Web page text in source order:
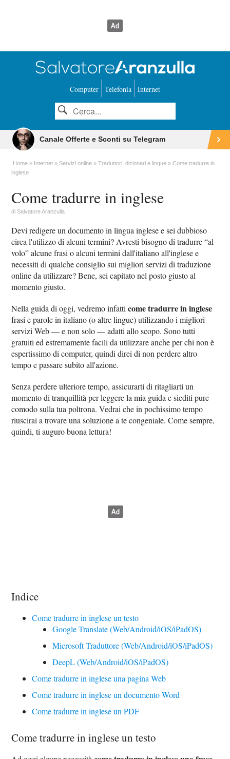
Computer Telefonia Internet
Canale Offerte e Sconti su Telegram
Home Internet Servizi online Traduttori, dizionari e lingue
Come tradurre in
inglese
Come tradurre in inglese
diSalvatore Aranzulla
Devi redigere un documento in lingua inglese e sei dubbioso
circa l'utilizzo di alcuni termini? Avresti bisogno di tradurre “al
volo” alcune frasi o alcuni termini dall'italiano all'inglese e
necessiti di qualche consiglio sui migliori servizi di traduzione
online da utilizzare? Bene, sei capitato nel posto giusto al
momento giusto.
Nella guida di oggi, vedremo infatticome tradurre in inglese
frasi e parole in italiano (o altre lingue) utilizzando i migliori
servizi Web — e non solo — adatti allo scopo. Sono tutti
gratuiti ed estremamente facili da utilizzare anche per chi non è
espertissimo di computer, quindi direi di non perdere altro
tempo e passare subito all'azione.
Senza perdere ulteriore tempo, assicurarti di ritagliarti un
momento di tranquillità per leggere la mia guida e siediti pure
comodo sulla tua poltrona. Vedrai che in pochissimo tempo
riuscirai a trovare una soluzione a te congeniale. Come sempre,
quindi, ti auguro buona lettura!
Indice
Come tradurre in inglese un testo
Google Translate (Web/Android/iOS/iPadOS)
Microsoft Traduttore (Web/Android/iOS/iPadOS)
DeepL (Web/Android/iOS/iPadOS)
Come tradurre in inglese una pagina Web
Come tradurre in inglese un documento Word
Come tradurre in inglese un PDF
Come tradurre in inglese un testo